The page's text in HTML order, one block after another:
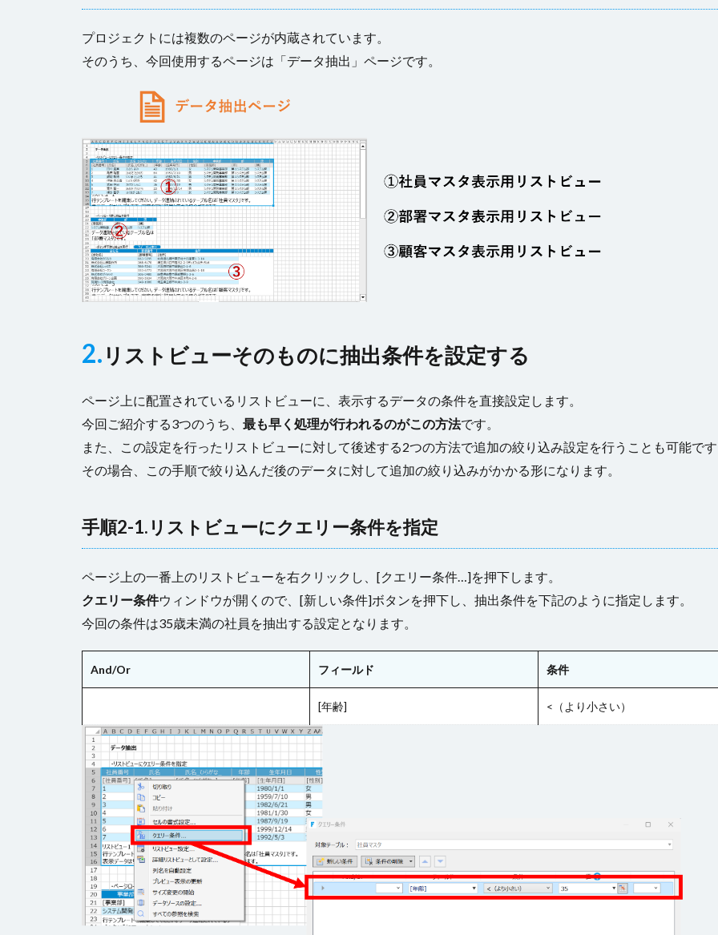
プロジェクトには複数のページが内蔵されています。
そのうち、今回使用するページは「データ抽出」ページです。
2. リストビューそのものに抽出条件を設定する
ページ上に配置されているリストビューに、表示するデータの条件を直接設定します。
今回ご紹介する3つのうち、 最も早く処理が行われるのがこの方法です。
また、この設定を行ったリストビューに対して後述する2つの方法で追加の絞り込み設定を行うことも可能で
その場合、この手順で絞り込んだ後のデータに対して追加の絞り込みがかかる形になります。
手順2-1.リストビューにクエリー条件を指定
ページ上の一番上のリストビューを右クリックし、[クエリー条件…]を押下します。
クエリー条件ウィンドウが開くので、[新しい条件]ボタンを押下し、抽出条件を下記のように指定します。
今回の条件は35歳未満の社員を抽出する設定となります。
And/Or フィールド 条件
[年齢] <（より小さい）